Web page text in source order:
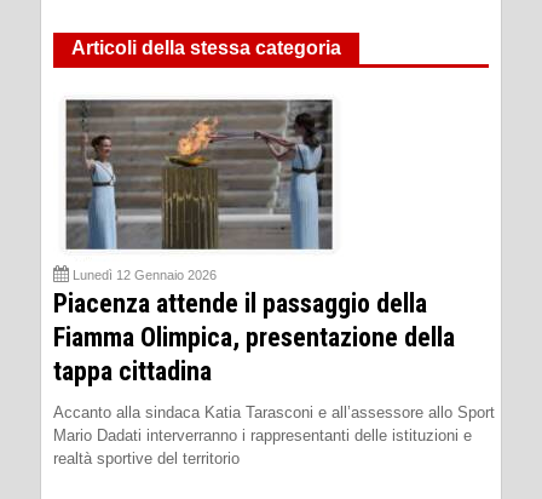
Articoli della stessa categoria
Lunedì 12 Gennaio 2026
Piacenza attende il passaggio della
Fiamma Olimpica, presentazione della
tappa cittadina
Accanto alla sindaca Katia Tarasconi e all’assessore allo Sport
Mario Dadati interverranno i rappresentanti delle istituzioni e
realtà sportive del territorio